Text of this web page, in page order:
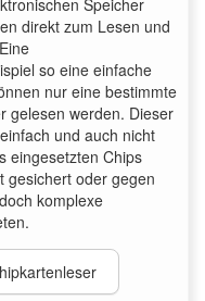
Speicher
direkt zum Lesen und
so eine einfache
nur eine bestimmte
gelesen werden. Dieser
und auch nicht
eingesetzten Chips
gesichert oder gegen
komplexe